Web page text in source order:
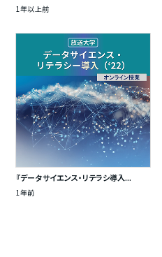
1年以上前
『データサイエンス・リテラシ導入...
1年前